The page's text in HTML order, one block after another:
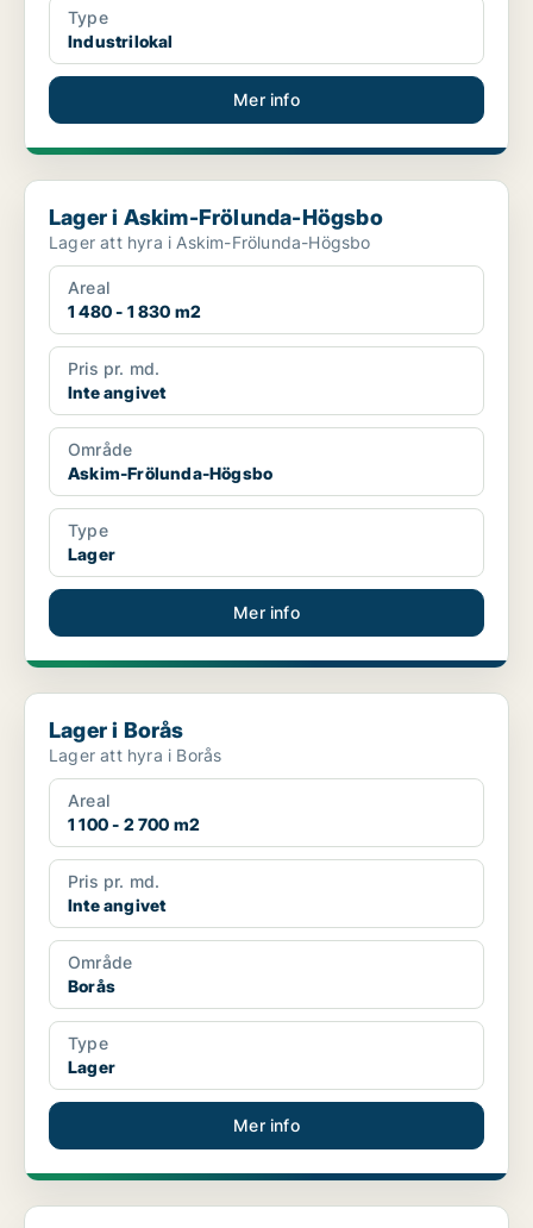
Type
Industrilokal
Mer info
Lager i Askim-Frölunda-Högsbo
Lager i Askim-Frölunda-Högsbo
Lager att hyra i Askim-Frölunda-Högsbo
Areal
1 480 - 1 830 m2
Pris pr. md.
Inte angivet
Område
Askim-Frölunda-Högsbo
Type
Lager
Mer info
Lager i Borås
Lager i Borås
Lager att hyra i Borås
Areal
1 100 - 2 700 m2
Pris pr. md.
Inte angivet
Område
Borås
Type
Lager
Mer info
Lager i Västra hisingen